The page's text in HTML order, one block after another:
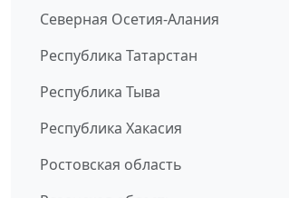
Северная Осетия-Алания
Республика Татарстан
Республика Тыва
Республика Хакасия
Ростовская область